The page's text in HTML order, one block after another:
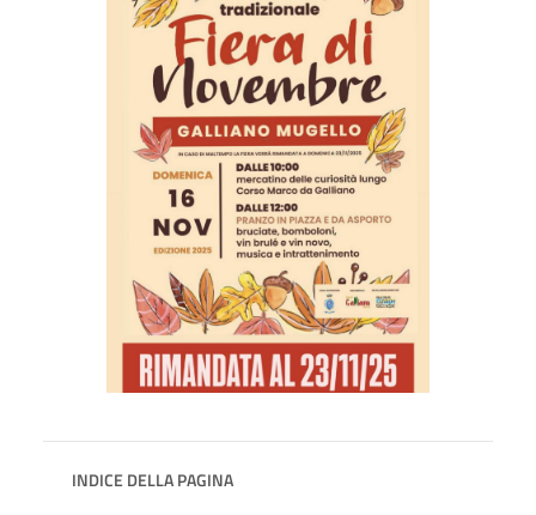
INDICE DELLA PAGINA